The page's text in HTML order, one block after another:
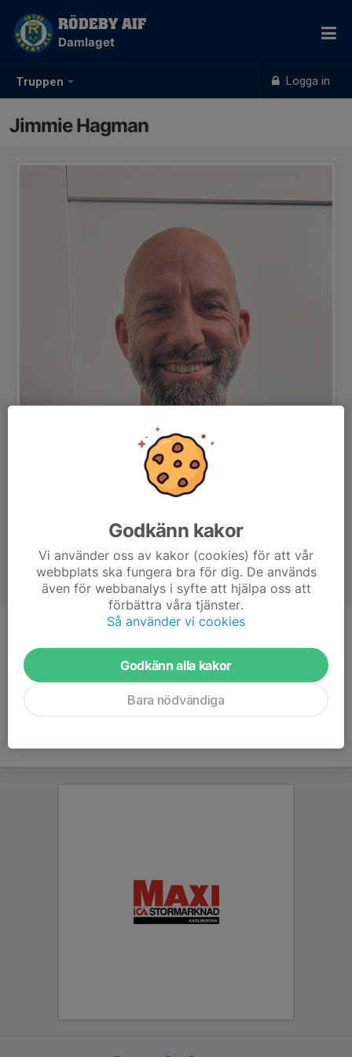
Truppen Logga in
RÖDEBY AIF
Damlaget
Jimmie Hagman
Ålder
47 år
Godkänn kakor
Vi använder oss av kakor (cookies) för att vår
webbplats ska fungera bra för dig. De används
även för webbanalys i syfte att hjälpa oss att
förbättra våra tjänster.
Så använder vi cookies
Godkänn alla kakor
Bara nödvändiga